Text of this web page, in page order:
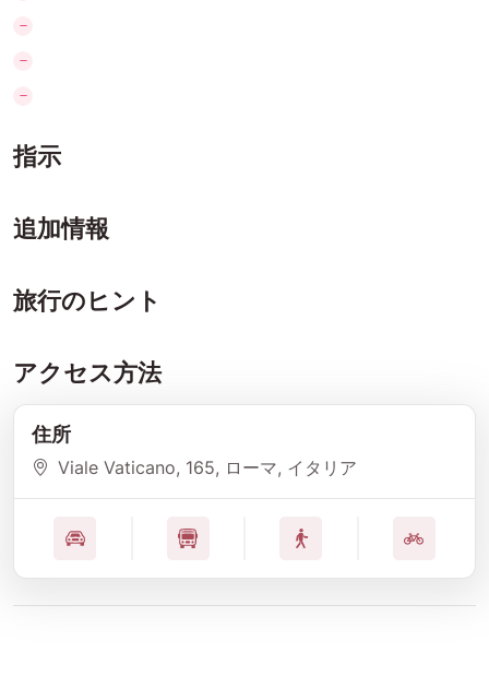
指示
追加情報
旅行のヒント
アクセス方法
住所
Viale Vaticano, 165, ローマ, イタリア